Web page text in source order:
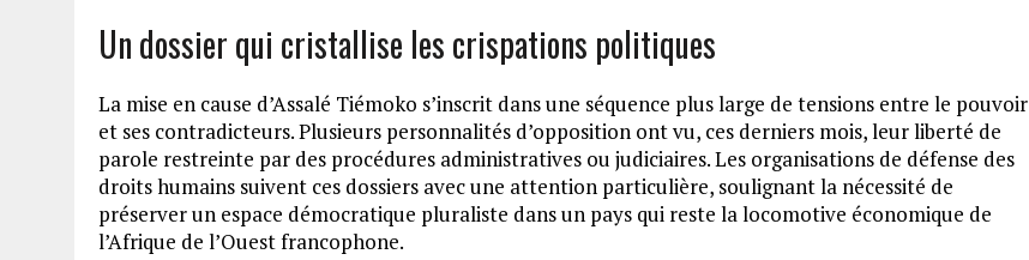
Un dossier qui cristallise les crispations politiques
La mise en cause d’Assalé Tiémoko s’inscrit dans une séquence plus large de tensions entre le pouvoir
et ses contradicteurs. Plusieurs personnalités d’opposition ont vu, ces derniers mois, leur liberté de
parole restreinte par des procédures administratives ou judiciaires. Les organisations de défense des
droits humains suivent ces dossiers avec une attention particulière, soulignant la nécessité de
préserver un espace démocratique pluraliste dans un pays qui reste la locomotive économique de
l’Afrique de l’Ouest francophone.